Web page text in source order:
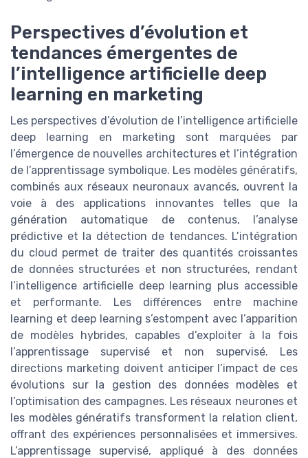
Perspectives d’évolution et
tendances émergentes de
l’intelligence artificielle deep
learning en marketing
Les perspectives d’évolution de l’intelligence artificielle
deep learning en marketing sont marquées par
l’émergence de nouvelles architectures et l’intégration
de l’apprentissage symbolique. Les modèles génératifs,
combinés aux réseaux neuronaux avancés, ouvrent la
voie à des applications innovantes telles que la
génération automatique de contenus, l’analyse
prédictive et la détection de tendances. L’intégration
du cloud permet de traiter des quantités croissantes
de données structurées et non structurées, rendant
l’intelligence artificielle deep learning plus accessible
et performante. Les différences entre machine
learning et deep learning s’estompent avec l’apparition
de modèles hybrides, capables d’exploiter à la fois
l’apprentissage supervisé et non supervisé. Les
directions marketing doivent anticiper l’impact de ces
évolutions sur la gestion des données modèles et
l’optimisation des campagnes. Les réseaux neurones et
les modèles génératifs transforment la relation client,
offrant des expériences personnalisées et immersives.
L’apprentissage supervisé, appliqué à des données